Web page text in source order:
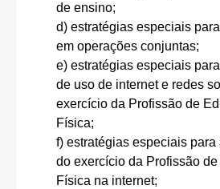
de ensino;
d) estratégias especiais
em operações conjuntas;
e) estratégias especiais
de uso de internet e redes
exercício da Profissão de
Física;
f) estratégias especiais
do exercício da Profissão
Física na internet;